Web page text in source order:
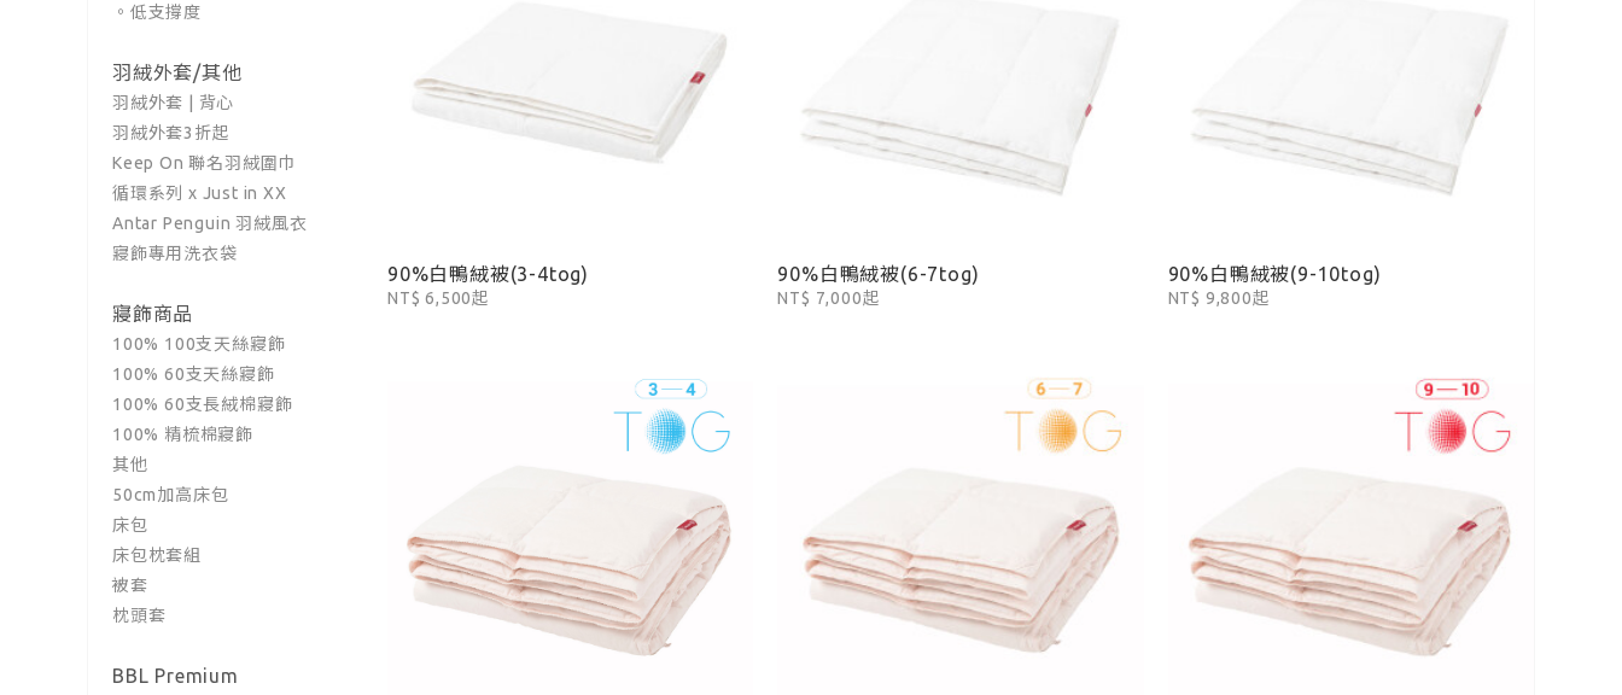
。低支撐度
羽絨外套/其他
羽絨外套 | 背心
羽絨外套3折起
Keep On 聯名羽絨圍巾
循環系列 x Just in XX
Antar Penguin 羽絨風衣
寢飾專用洗衣袋
寢飾商品
100% 100支天絲寢飾
100% 60支天絲寢飾
100% 60支長絨棉寢飾
100% 精梳棉寢飾
其他
50cm加高床包
床包
床包枕套組
被套
枕頭套
BBL Premium
90%白鴨絨被(3-4tog)
NT$ 6,500起
90%白鴨絨被(6-7tog)
NT$ 7,000起
90%白鴨絨被(9-10tog)
NT$ 9,800起